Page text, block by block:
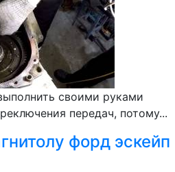
своими руками
передач, потому...
форд эскейп